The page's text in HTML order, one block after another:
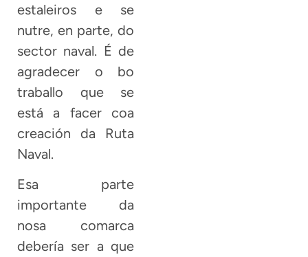
estaleiros e se
nutre, en parte, do
sector naval. É de
agradecer o bo
traballo que se
está a facer coa
creación da Ruta
Naval.
Esa parte
importante da
nosa comarca
debería ser a que